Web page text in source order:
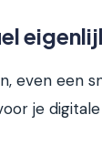
even een
je